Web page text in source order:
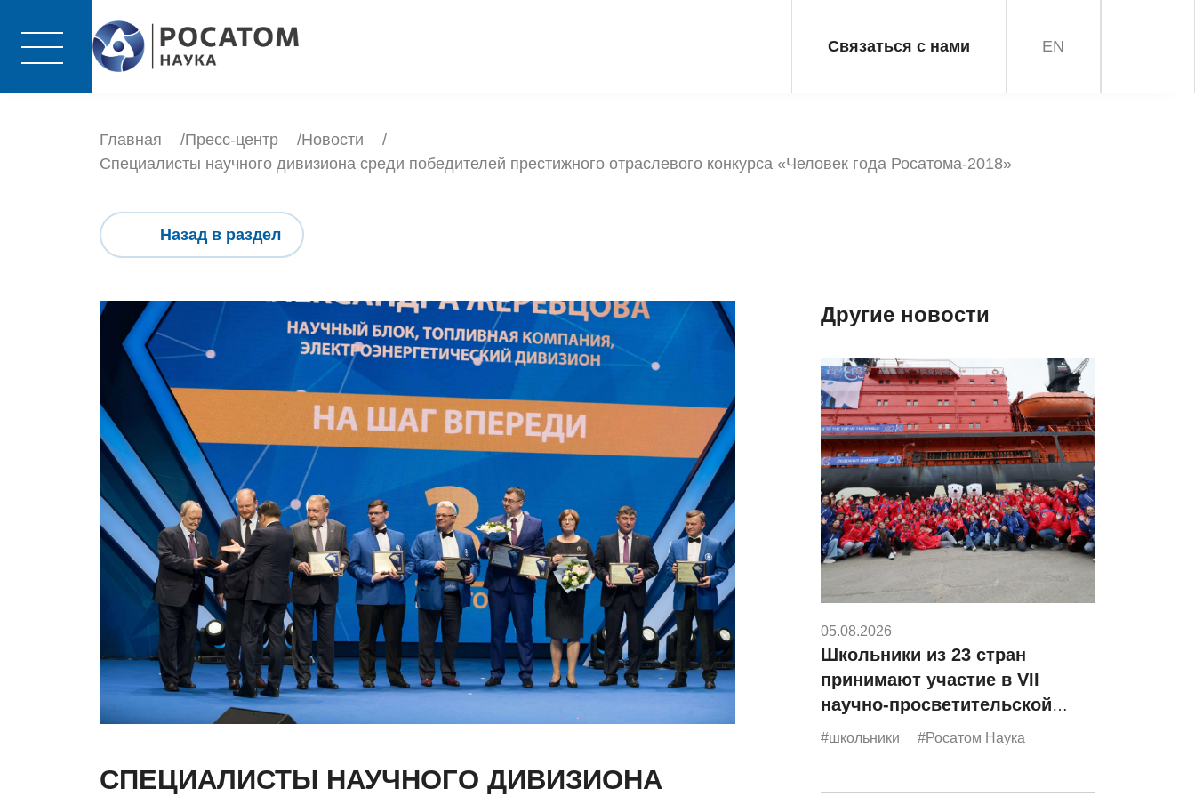
Связаться с нами EN
Главная Пресс-центр
Новости
Специалисты научного дивизиона среди победителей престижного отраслевого конкурса «Человек года Росатома-2018»
Назад в раздел
СПЕЦИАЛИСТЫ НАУЧНОГО ДИВИЗИОНА
Другие новости
05.08.2026
Школьники из 23 стран
принимают участие в VII
научно-просветительской
экспедиции «Росатома»
#школьники #Росатом Наука